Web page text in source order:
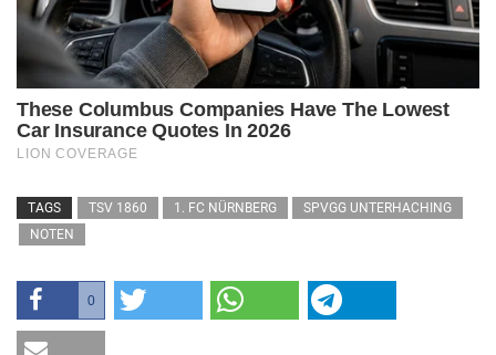
TAGS TSV 1860 1. FC NÜRNBERG
SPVGG UNTERHACHING
NOTEN
0